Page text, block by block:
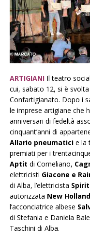
ARTIGIANI Il teatro
cui, sabato 12, si è
Confartigianato. Dopo i
le imprese artigiane che
anniversari di fedeltà
cinquant’anni di
Allario pneumatici e la
premiati per i
Aptit di Corneliano,
elettricisti Giacone e
di Alba, l’elettricista
autorizzata New
l’acconciatrice albese
di Stefania e Daniela
Taschini di Alba.